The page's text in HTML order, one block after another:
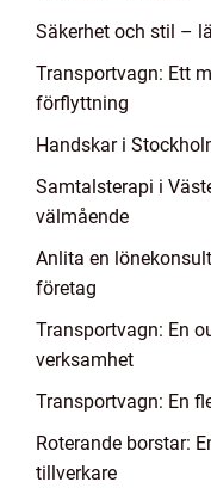
Säkerhet och stil –
Transportvagn: Ett
förflyttning
Handskar i
Samtalsterapi i
välmående
Anlita en
företag
Transportvagn: En
verksamhet
Transportvagn: En
Roterande borstar:
tillverkare